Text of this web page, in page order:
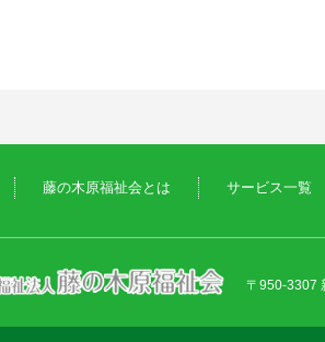
藤の木原福祉会とは サービス一覧
〒950-3307